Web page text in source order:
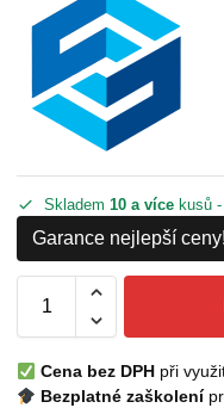
Skladem10 a více kusů
Garance nejlepší ceny!
Cena bez DPH při
Bezplatné zaškolení